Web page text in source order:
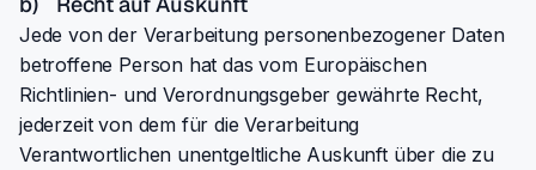
Jede von der Verarbeitung personenbezogener Daten
betroffene Person hat das vom Europäischen
Richtlinien- und Verordnungsgeber gewährte Recht,
jederzeit von dem für die Verarbeitung
Verantwortlichen unentgeltliche Auskunft über die zu